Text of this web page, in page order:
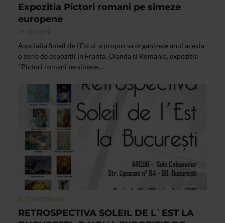
Expozitia Pictori romani pe simeze
europene
21/10/2019
Asociatia Soleil de l'Est si-a propus sa organizeze anul acesta
o serie de expozitii in Franta, Olanda si Romania, expozitia
"Pictori romani pe simeze...
ALTE MATERIALE
RETROSPECTIVA SOLEIL DE L`EST LA